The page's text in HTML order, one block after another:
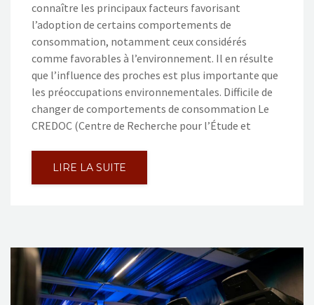
connaître les principaux facteurs favorisant
l’adoption de certains comportements de
consommation, notamment ceux considérés
comme favorables à l’environnement. Il en résulte
que l’influence des proches est plus importante que
les préoccupations environnementales. Difficile de
changer de comportements de consommation Le
CREDOC (Centre de Recherche pour l’Étude et
LIRE LA SUITE